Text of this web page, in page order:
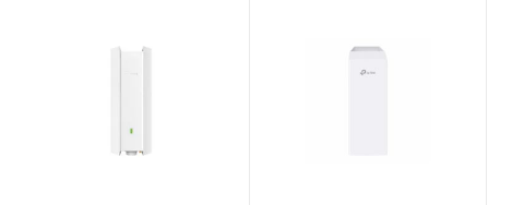
WIFI6/ALIMENTACION